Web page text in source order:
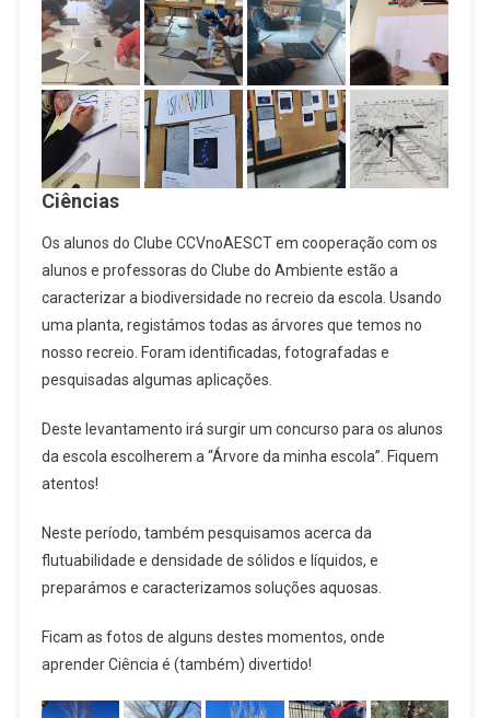
Ciências
Os alunos do Clube CCVnoAESCT em cooperação com os
alunos e professoras do Clube do Ambiente estão a
caracterizar a biodiversidade no recreio da escola. Usando
uma planta, registámos todas as árvores que temos no
nosso recreio. Foram identificadas, fotografadas e
pesquisadas algumas aplicações.
Deste levantamento irá surgir um concurso para os alunos
da escola escolherem a “Árvore da minha escola”. Fiquem
atentos!
Neste período, também pesquisamos acerca da
flutuabilidade e densidade de sólidos e líquidos, e
preparámos e caracterizamos soluções aquosas.
Ficam as fotos de alguns destes momentos, onde
aprender Ciência é (também) divertido!